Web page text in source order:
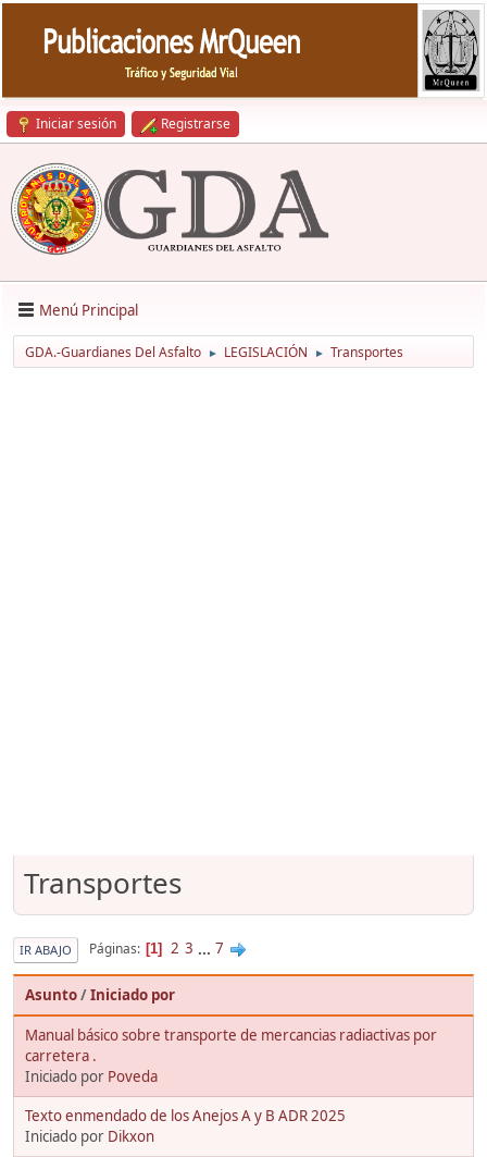
Iniciar sesión Registrarse
Menú Principal
GDA.-Guardianes Del Asfalto ► LEGISLACIÓN ► Transportes
Transportes
IR ABAJO Páginas 1 2 3 ... 7
Asunto/Iniciado por
Manual básico sobre transporte de mercancias radiactivas por
carretera .
Iniciado por Poveda
Texto enmendado de los Anejos A y B ADR 2025
Iniciado por Dikxon